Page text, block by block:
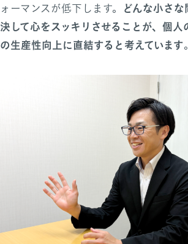
ォーマンスが低下します。
どんな小さ
決して心をスッキリさせることが、個人
の生産性向上に直結すると考えています。